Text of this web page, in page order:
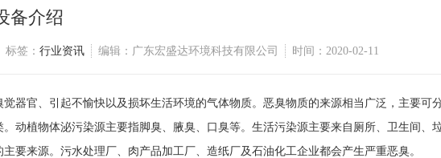
备介绍
标签： 行业资讯 编辑：广东宏盛达环境科技有限公司 时间：2020-02-11
官、引起不愉快以及损坏生活环境的气体物质。恶臭物质的来源相当广泛，主要可
动植物体泌污染源主要指脚臭、腋臭、口臭等。生活污染源主要来自厕所、卫生间、
要来源。污水处理厂、肉产品加工厂、造纸厂及石油化工企业都会产生严重恶臭。